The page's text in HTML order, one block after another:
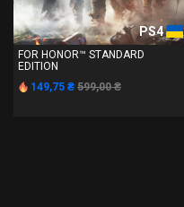
PS4
FOR HONOR™ STANDARD
EDITION
149,75 ₴ 599,00 ₴